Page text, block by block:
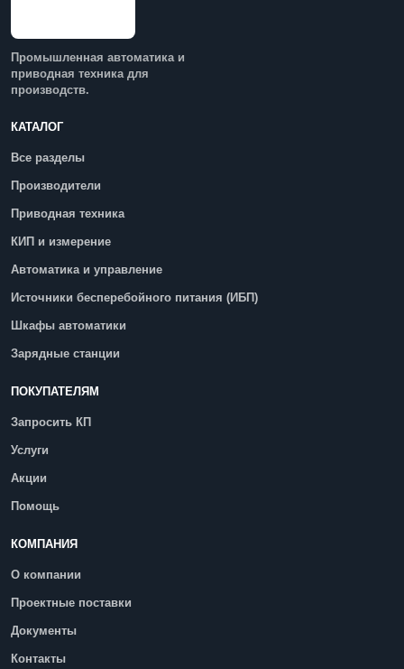
Промышленная автоматика и
приводная техника для
производств.
КАТАЛОГ
Все разделы
Производители
Приводная техника
КИП и измерение
Автоматика и управление
Источники бесперебойного питания (ИБП)
Шкафы автоматики
Зарядные станции
ПОКУПАТЕЛЯМ
Запросить КП
Услуги
Акции
Помощь
КОМПАНИЯ
О компании
Проектные поставки
Документы
Контакты